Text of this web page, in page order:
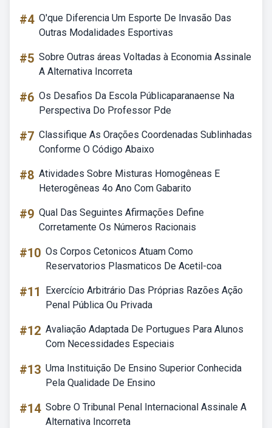
#4 O'que Diferencia Um Esporte De Invasão Das
Outras Modalidades Esportivas
#5 Sobre Outras áreas Voltadas à Economia Assinale
A Alternativa Incorreta
#6 Os Desafios Da Escola Públicaparanaense Na
Perspectiva Do Professor Pde
#7 Classifique As Orações Coordenadas Sublinhadas
Conforme O Código Abaixo
#8 Atividades Sobre Misturas Homogêneas E
Heterogêneas 4o Ano Com Gabarito
#9 Qual Das Seguintes Afirmações Define
Corretamente Os Números Racionais
#10 Os Corpos Cetonicos Atuam Como
Reservatorios Plasmaticos De Acetil-coa
#11
Exercício Arbitrário Das Próprias Razões Ação
Penal Pública Ou Privada
#12 Avaliação Adaptada De Portugues Para Alunos
Com Necessidades Especiais
#13 Uma Instituição De Ensino Superior Conhecida
Pela Qualidade De Ensino
#14 Sobre O Tribunal Penal Internacional Assinale A
Alternativa Incorreta